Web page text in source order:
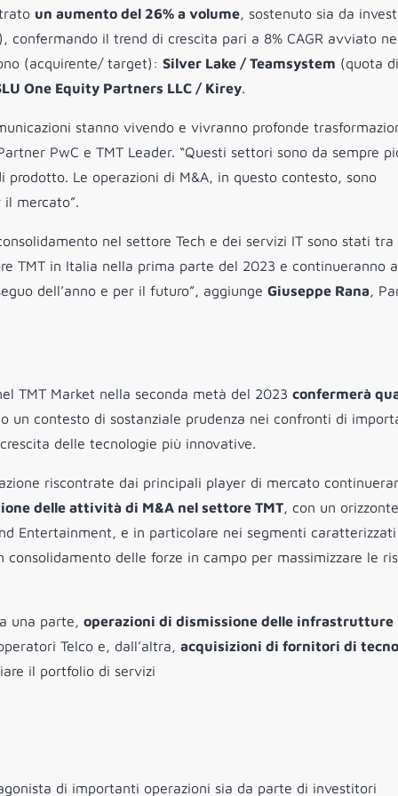
un aumento del 26% a volume, sostenuto sia da
confermando il trend di crescita pari a 8% CAGR avviato
(acquirente/ target): Silver Lake / Teamsystem (quota di
One Equity Partners LLC / Kirey.
stanno vivendo e vivranno profonde
PwC e TMT Leader. “Questi settori sono da sempre
Le operazioni di M&A, in questo contesto, sono
mercato”.
nel settore Tech e dei servizi IT sono stati tra
TMT in Italia nella prima parte del 2023 e continueranno
dell’anno e per il futuro”, aggiunge Giuseppe Rana,
TMT Market nella seconda metà del 2023 confermerà
un contesto di sostanziale prudenza nei confronti di
delle tecnologie più innovative.
riscontrate dai principali player di mercato
delle attività di M&A nel settore TMT, con un orizzonte
Entertainment, e in particolare nei segmenti
delle forze in campo per massimizzare le
una parte, operazioni di dismissione delle infrastrutture
Telco e, dall’altra, acquisizioni di fornitori di
il portfolio di servizi
di importanti operazioni sia da parte di investitori